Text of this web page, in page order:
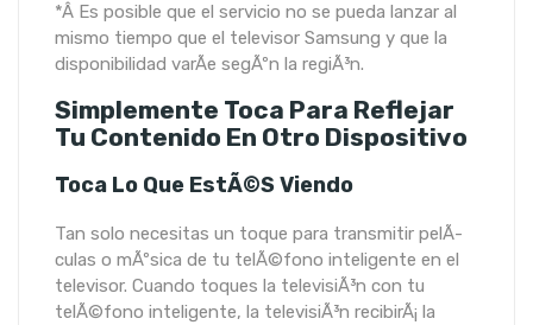
*Â Es posible que el servicio no se pueda lanzar al
mismo tiempo que el televisor Samsung y que la
disponibilidad varÃ­e segÃºn la regiÃ³n.
Simplemente Toca Para Reflejar
Tu Contenido En Otro Dispositivo
Toca Lo Que EstÃ©s Viendo
Tan solo necesitas un toque para transmitir pelÃ­
culas o mÃºsica de tu telÃ©fono inteligente en el
televisor. Cuando toques la televisiÃ³n con tu
telÃ©fono inteligente, la televisiÃ³n recibirÃ¡ la